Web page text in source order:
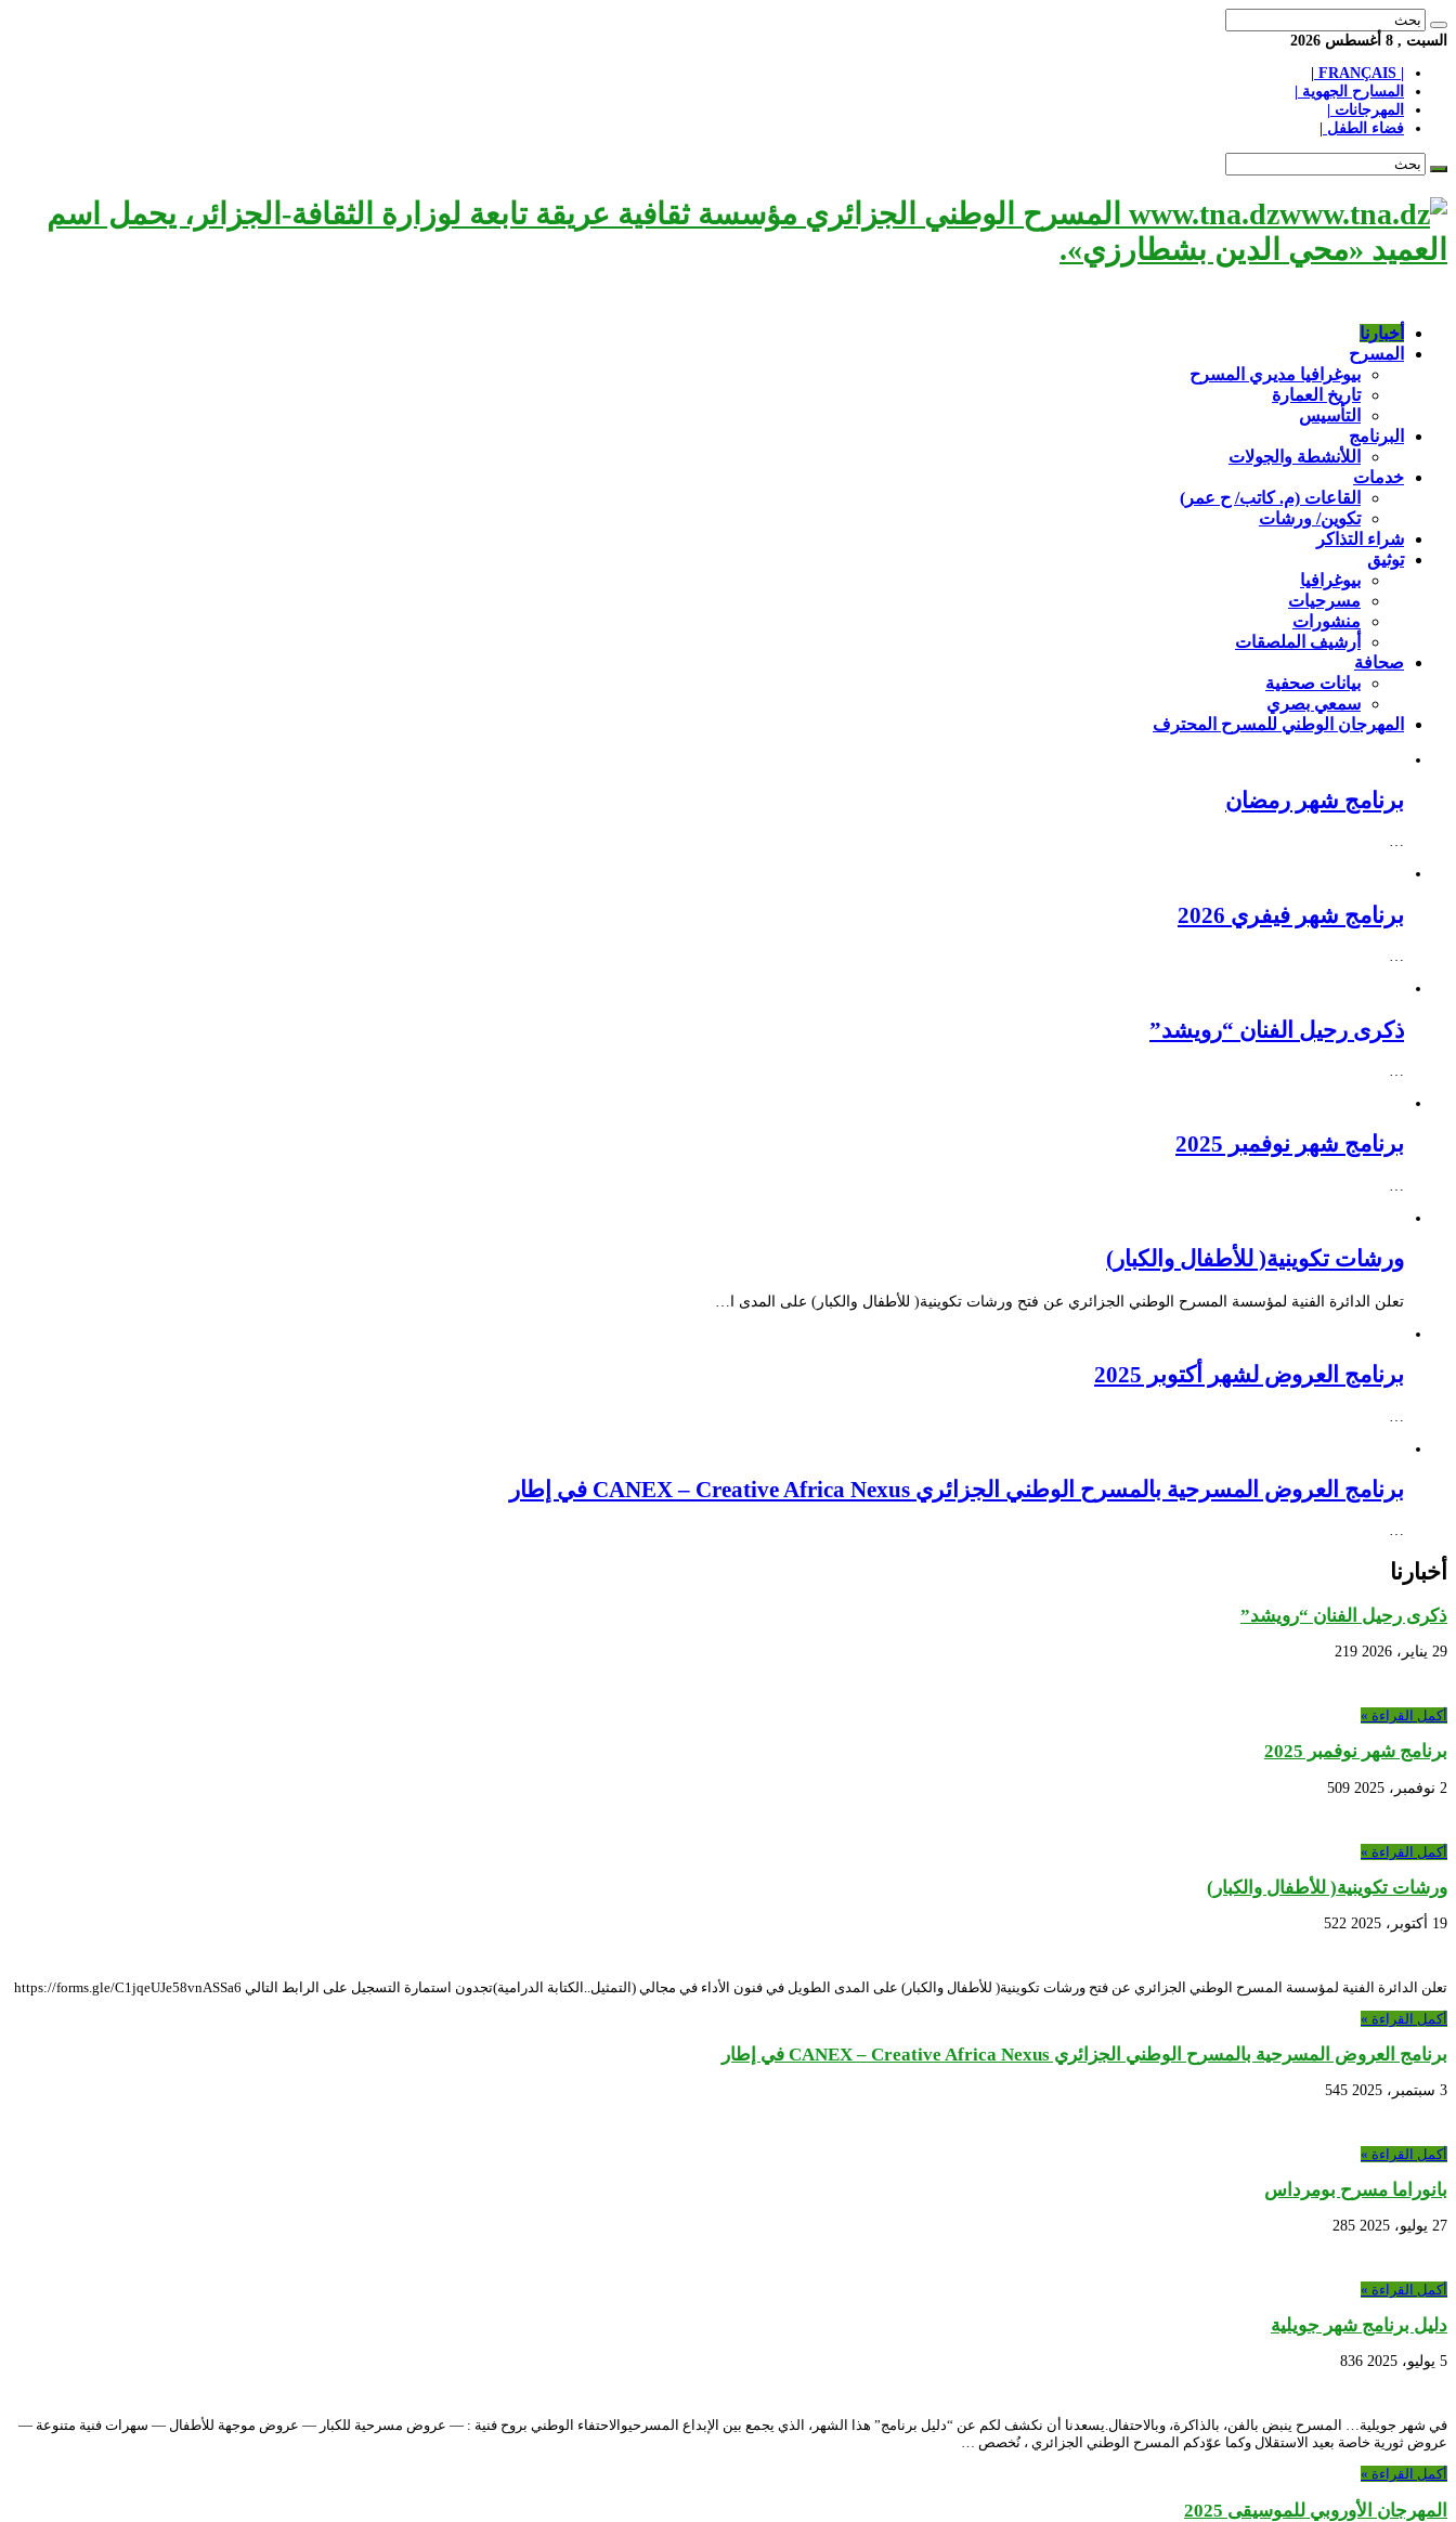
السبت , 8 أغسطس 2026
المسارح الجهوية |
المهرجانات |
فضاء الطفل |
www.tna.dz المسرح الوطني الجزائري مؤسسة ثقافية عريقة تابعة لوزارة الثقافة-الجزائر، يحمل اسم
العميد «محي الدين بشطارزي».
أخبارنا
المسرح
بيوغرافيا مديري المسرح
تاريخ العمارة
التأسيس
البرنامج
اللأنشطة والجولات
خدمات
القاعات (م. كاتب/ ح عمر)
تكوين/ ورشات
شراء التذاكر
توثيق
بيوغرافيا
مسرحيات
منشورات
أرشيف الملصقات
صحافة
بيانات صحفية
سمعي بصري
المهرجان الوطني للمسرح المحترف
برنامج شهر رمضان
…
برنامج شهر فيفري 2026
…
ذكرى رحيل الفنان “رويشد”
…
برنامج شهر نوفمبر 2025
ورشات تكوينية( للأطفال والكبار)
تعلن الدائرة الفنية لمؤسسة المسرح الوطني الجزائري عن فتح ورشات تكوينية( للأطفال والكبار) على المدى ا…
برنامج العروض لشهر أكتوبر 2025
برنامج العروض المسرحية بالمسرح الوطني الجزائري CANEX – Creative Africa Nexus في إطار
…
أخبارنا
ذكرى رحيل الفنان “رويشد”
29 يناير، 2026 219
أكمل القراءة »
برنامج شهر نوفمبر 2025
2 نوفمبر، 2025 509
أكمل القراءة »
ورشات تكوينية( للأطفال والكبار)
19 أكتوبر، 2025 522
تعلن الدائرة الفنية لمؤسسة المسرح الوطني الجزائري عن فتح ورشات تكوينية( للأطفال والكبار) على المدى الطويل في فنون الأداء في مجالي (التمثيل..الكتابة الدرامية)تجدون استمارة التسجيل على الرابط التالي https://forms.gle/C1jqeUJe58vnASSa6
أكمل القراءة »
برنامج العروض المسرحية بالمسرح الوطني الجزائري CANEX – Creative Africa Nexus في إطار
3 سبتمبر، 2025 545
أكمل القراءة »
بانوراما مسرح بومرداس
27 يوليو، 2025 285
أكمل القراءة »
دليل برنامج شهر جويلية
5 يوليو، 2025 836
في شهر جويلية… المسرح ينبض بالفن، بالذاكرة، وبالاحتفال.يسعدنا أن نكشف لكم عن “دليل برنامج” هذا الشهر، الذي يجمع بين الإبداع المسرحيوالاحتفاء الوطني بروح فنية : — عروض مسرحية للكبار — عروض موجهة للأطفال — سهرات فنية متنوعة —
عروض ثورية خاصة بعيد الاستقلال وكما عوّدكم المسرح الوطني الجزائري ، نُخصص …
أكمل القراءة »
المهرجان الأوروبي للموسيقى 2025